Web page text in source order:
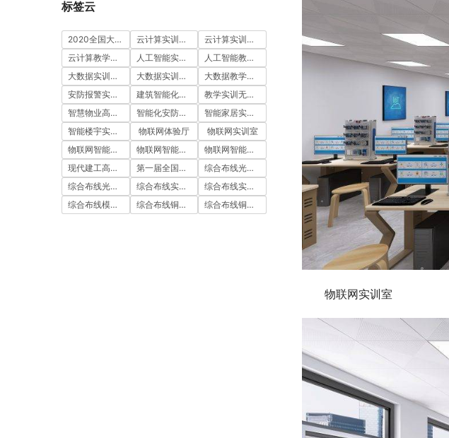
物联网实训室
标签云
2020全国大学生5G技术及应用大赛 云计算实训室建设方案
云计算实训平台
云计算教学平台
人工智能实训室建设方案
人工智能教学平台
大数据实训室建设方案
大数据实训平台
大数据教学平台
安防报警实训装置
建筑智能化实训室
教学实训无人机
智慧物业高水平实训基地
智能化安防实训室
智能家居实训室建设方案
智能楼宇实训室建设方案
物联网体验厅
物联网实训室
物联网智能农业沙盘
物联网智能家居实训室
物联网智能家居实训系统
现代建工高水平职教实习实训基地
第一届全国技能大赛
综合布线光缆实训台
综合布线光缆实训装置
综合布线实训室
综合布线实训室建设方案
综合布线模拟墙
综合布线铜缆实训台 综合布线铜缆实训装置